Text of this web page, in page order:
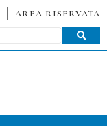
AREA RISERVATA